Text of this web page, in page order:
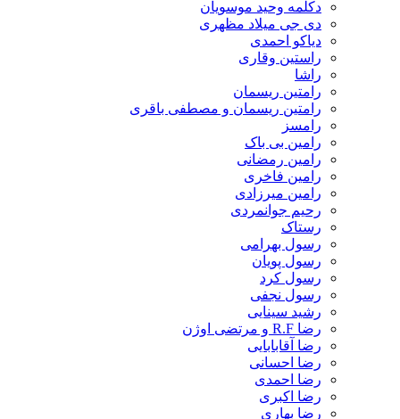
دکلمه وحید موسویان
دی جی میلاد مظهری
دیاکو احمدی
راستین وقاری
راشا
رامتین ریسمان
رامتین ریسمان و مصطفی باقری
رامسز
رامین بی باک
رامین رمضانی
رامین فاخری
رامین میرزادی
رحیم جوانمردی
رستاک
رسول بهرامی
رسول پویان
رسول کرد
رسول نجفی
رشید سینایی
رضا R.F و مرتضی اوژن
رضا آقابابایی
رضا احسانی
رضا احمدی
رضا اکبری
رضا بهاری